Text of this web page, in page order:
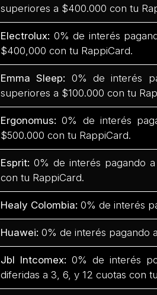
superiores a $400.000 con tu
Electrolux: 0% de interés
$400,000 con tu RappiCard.
Emma Sleep: 0% de interés
superiores a $100.000 con tu
Ergonomus:0% de interés
$500.000 con tu RappiCard.
Esprit:0% de interés pagando
con tu RappiCard.
Healy Colombia:0% de interés
Huawei:0% de interés pagando
Jbl Intcomex: 0% de interés
diferidas a 3, 6, y 12 cuotas con